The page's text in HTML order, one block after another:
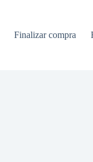
Finalizar compra